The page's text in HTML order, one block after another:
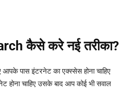
कैसे करे नई तरीका?
पास इंटरनेट का एक्स्सेस होना चाहिए
होना चाहिए उसके बाद आप कोई भी सवाल